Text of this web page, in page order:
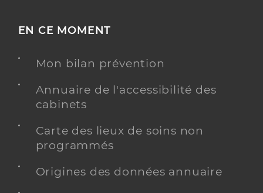
EN CE MOMENT
Mon bilan prévention
Annuaire de l'accessibilité des
cabinets
Carte des lieux de soins non
programmés
Origines des données annuaire